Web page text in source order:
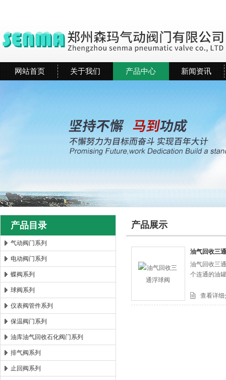
郑州森玛自控阀门有限公司
网站首页 关于我们 产品中心 新闻资讯
产品目录
气动阀门系列
电动阀门系列
蝶阀系列
球阀系列
仪表阀管件系列
保温阀门系列
油库油气回收石化阀门系列
排气阀系列
止回阀系列
产品展示
油气回收三
油气回收三
个连通的油
查看详细